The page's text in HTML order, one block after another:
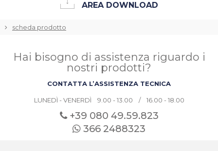
AREA DOWNLOAD
scheda prodotto
Hai bisogno di assistenza riguardo i
nostri prodotti?
CONTATTA L’ASSISTENZA TECNICA
LUNEDÌ - VENERDÌ 9.00 - 13.00 / 16.00 - 18.00
+39 080 49.59.823
366 2488323